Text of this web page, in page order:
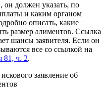
он должен указать, по
и каким органом
описать, какие
размер алиментов. Ссылка
шансы заявителя. Если он
все со ссылкой на
81, ч. 2.
заявление об